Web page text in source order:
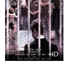
HD